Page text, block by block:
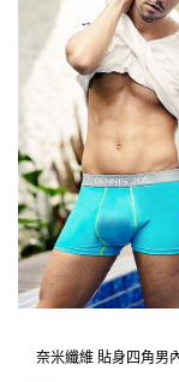
奈米纖維 貼身四角男